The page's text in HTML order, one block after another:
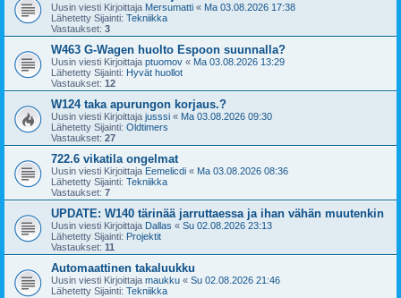
Uusin viesti Kirjoittaja Mersumatti « Ma 03.08.2026 17:38
Lähetetty Sijainti: Tekniikka
Vastaukset: 3
W463 G-Wagen huolto Espoon suunnalla?
Uusin viesti Kirjoittaja ptuomov « Ma 03.08.2026 13:29
Lähetetty Sijainti: Hyvät huollot
Vastaukset: 12
W124 taka apurungon korjaus.?
Uusin viesti Kirjoittaja jusssi « Ma 03.08.2026 09:30
Lähetetty Sijainti: Oldtimers
Vastaukset: 27
722.6 vikatila ongelmat
Uusin viesti Kirjoittaja Eemelicdi « Ma 03.08.2026 08:36
Lähetetty Sijainti: Tekniikka
Vastaukset: 7
UPDATE: W140 tärinää jarruttaessa ja ihan vähän muutenkin
Uusin viesti Kirjoittaja Dallas « Su 02.08.2026 23:13
Lähetetty Sijainti: Projektit
Vastaukset: 11
Automaattinen takaluukku
Uusin viesti Kirjoittaja maukku « Su 02.08.2026 21:46
Lähetetty Sijainti: Tekniikka